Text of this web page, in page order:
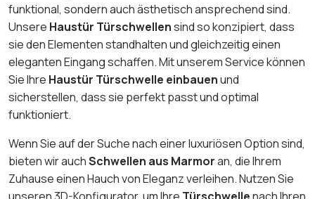
funktional, sondern auch ästhetisch ansprechend sind.
Unsere Haustür Türschwellensind so konzipiert, dass
sie den Elementen standhalten und gleichzeitig einen
eleganten Eingang schaffen. Mit unserem Service können
Sie Ihre Haustür Türschwelle einbauenund
sicherstellen, dass sie perfekt passt und optimal
funktioniert.
Wenn Sie auf der Suche nach einer luxuriösen Option sind,
bieten wir auchSchwellen aus Marmoran, die Ihrem
Zuhause einen Hauch von Eleganz verleihen. Nutzen Sie